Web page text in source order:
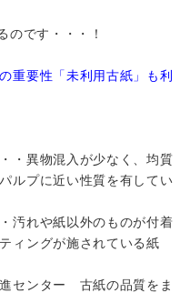
のです・・・！
重要性「未利用古紙」も利
・異物混入が少なく、均質
ルプに近い性質を有してい
汚れや紙以外のものが付着
ィングが施されている紙
センター 古紙の品質をま